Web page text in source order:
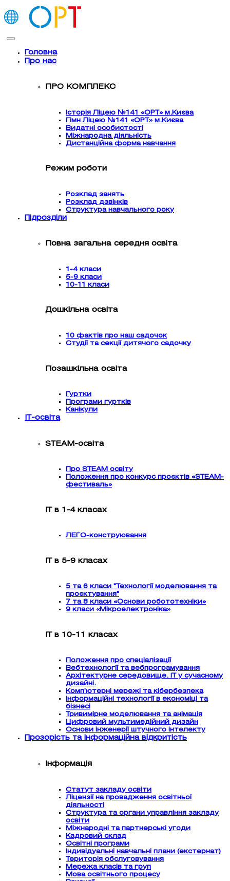
Головна
Про нас
ПРО КОМПЛЕКС
Історія Ліцею №141 «ОРТ» м.Києва
Гімн Ліцею №141 «ОРТ» м.Києва
Видатні особистості
Міжнародна діяльність
Дистанційна форма навчання
Режим роботи
Розклад занять
Розклад дзвінків
Структура навчального року
Підрозділи
Повна загальна середня освіта
1-4 класи
5-9 класи
10-11 класи
Дошкільна освіта
10 фактів про наш садочок
Студії та секції дитячого садочку
Позашкільна освіта
Гуртки
Програми гуртків
Канікули
IT-освіта
STEAM-освіта
Про STEAM освіту
Положення про конкурс проєктів «STEAM-
фестиваль»
ІТ в 1-4 класах
ЛЕГО-конструювання
ІТ в 5-9 класах
5 та 6 класи "Технології моделювання та
проєктування"
7 та 8 класи «Основи робототехніки»
9 класи «Мікроелектроніка»
ІТ в 10-11 класах
Положення про спеціалізації
Вебтехнології та вебпрограмування
Архітектурне середовище. ІТ у сучасному
дизайні.
Комп’ютерні мережі та кібербезпека
Інформаційні технології в економіці та
бізнесі
Тривимірне моделювання та анімація
Цифровий мультимедійний дизайн
Основи інженерії штучного інтелекту
Прозорість та інформаційна відкритість
Інформація
Статут закладу освіти
Ліцензії на провадження освітньої
діяльності
Структура та органи управління закладу
освіти
Міжнародні та партнерські угоди
Кадровий склад
Освітні програми
Індивідуальні навчальні плани (екстернат)
Територія обслуговування
Мережа класів та груп
Мова освітнього процесу